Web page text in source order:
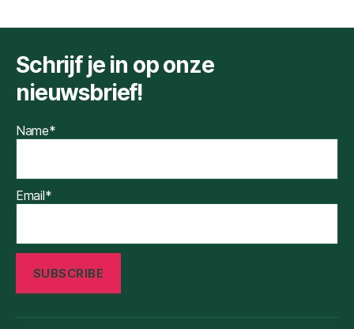
Schrijf je in op onze
nieuwsbrief!
Name*
Email*